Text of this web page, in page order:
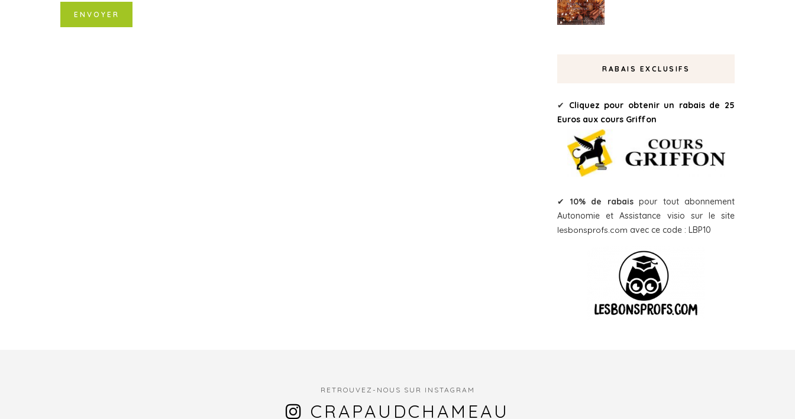
RABAIS EXCLUSIFS
✔ Cliquez pour obtenir un rabais de 25
Euros aux cours Griffon
✔ 10% de rabaispour tout abonnement
Autonomie et Assistance visio sur le site
lesbonsprofs.com avec ce code : LBP10
RETROUVEZ-NOUS SUR INSTAGRAM
CRAPAUDCHAMEAU